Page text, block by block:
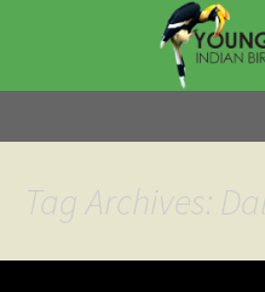
Tag Archives: